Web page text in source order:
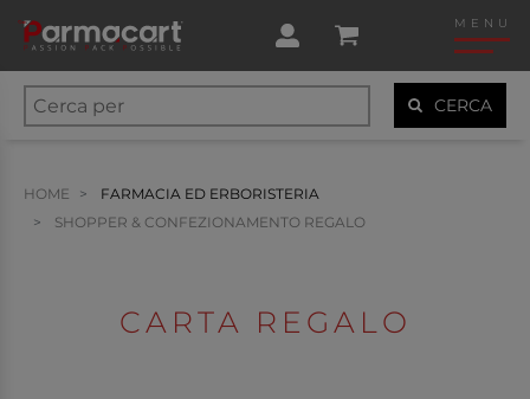
MENU
CERCA
HOME
FARMACIA ED ERBORISTERIA
SHOPPER & CONFEZIONAMENTO REGALO
CARTA REGALO